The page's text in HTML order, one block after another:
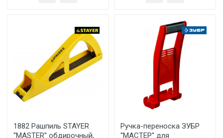
1882 Рашпиль STAYER
''MASTER'' обдирочный,
Ручка-переноска ЗУБР
''МАСТЕР'' для